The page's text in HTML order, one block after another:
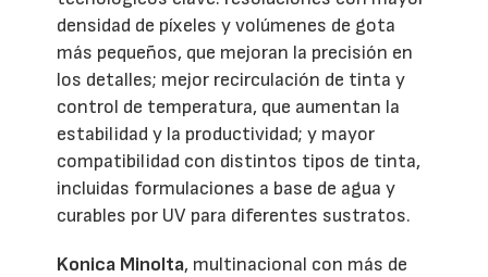
densidad de píxeles y volúmenes de gota
más pequeños, que mejoran la precisión en
los detalles; mejor recirculación de tinta y
control de temperatura, que aumentan la
estabilidad y la productividad; y mayor
compatibilidad con distintos tipos de tinta,
incluidas formulaciones a base de agua y
curables por UV para diferentes sustratos.
Konica Minolta, multinacional con más de